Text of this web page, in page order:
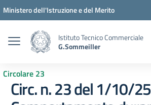
Vai ai contenuti
Vai al menu di navigazione
Vai al footer
Ministero dell'Istruzione e del Merito
Istituto Tecnico Commerciale
G.Sommeiller
Circolare 23
Circ. n. 23 del 1/10/25